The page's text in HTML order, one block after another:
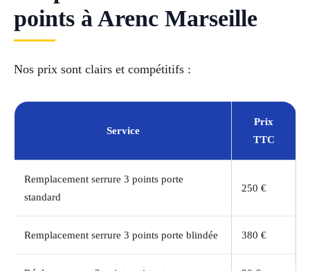
points à Arenc Marseille
Nos prix sont clairs et compétitifs :
Service
Prix
TTC
Remplacement serrure 3 points porte
standard
250 €
Remplacement serrure 3 points porte blindée 380 €